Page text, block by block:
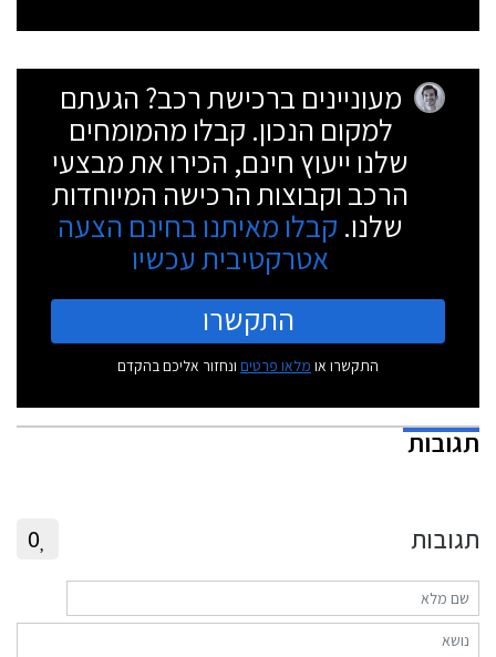
מעוניינים ברכישת רכב? הגעתם
למקום הנכון. קבלו מהמומחים
שלנו ייעוץ חינם, הכירו את מבצעי
הרכב וקבוצות הרכישה המיוחדות
שלנו. קבלו מאיתנו בחינם הצעה
אטרקטיבית עכשיו
התקשרו
התקשרו או מלאו פרטים ונחזור אליכם בהקדם
תגובות
תגובות 0